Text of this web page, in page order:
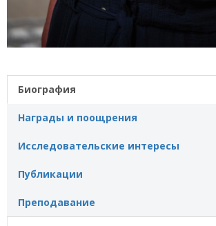
Биография
Награды и поощрения
Исследовательские интересы
Публикации
Преподавание